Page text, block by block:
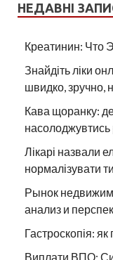
НЕДАВНІ
Креатинин: Что
Знайдіть ліки
швидко, зручно,
Кава щоранку:
насолоджувтись
Лікарі назвали
нормалізувати
Рынок
анализ и
Гастроскопія:
Виплати ВПО: